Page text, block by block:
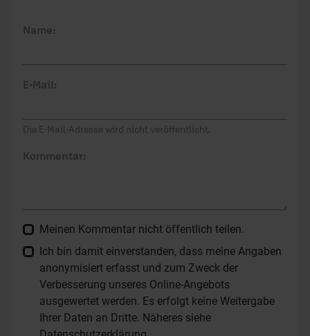
Name:
E-Mail:
Die E-Mail-Adresse wird nicht veröffentlicht.
Kommentar:
Meinen Kommentar nicht öffentlich teilen.
Ich bin damit einverstanden, dass meine Angaben
anonymisiert erfasst und zum Zweck der
Verbesserung unseres Online-Angebots
ausgewertet werden. Es erfolgt keine Weitergabe
Ihrer Daten an Dritte. Näheres siehe